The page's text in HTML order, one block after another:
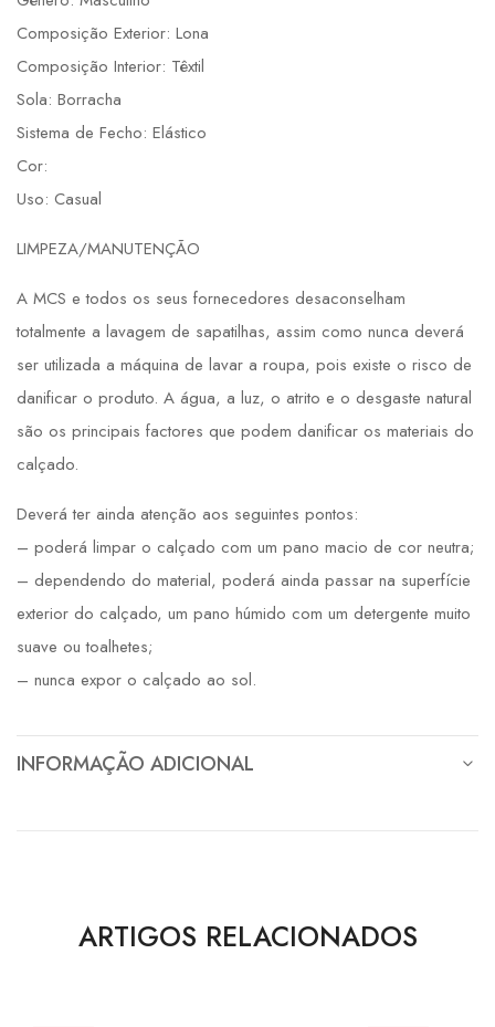
Composição Exterior: Lona
Composição Interior: Têxtil
Sola: Borracha
Sistema de Fecho: Elástico
Cor:
Uso: Casual
LIMPEZA/MANUTENÇÃO
A MCS e todos os seus fornecedores desaconselham
totalmente a lavagem de sapatilhas, assim como nunca deverá
ser utilizada a máquina de lavar a roupa, pois existe o risco de
danificar o produto. A água, a luz, o atrito e o desgaste natural
são os principais factores que podem danificar os materiais do
calçado.
Deverá ter ainda atenção aos seguintes pontos:
– poderá limpar o calçado com um pano macio de cor neutra;
– dependendo do material, poderá ainda passar na superfície
exterior do calçado, um pano húmido com um detergente muito
suave ou toalhetes;
– nunca expor o calçado ao sol.
INFORMAÇÃO ADICIONAL
ARTIGOS RELACIONADOS